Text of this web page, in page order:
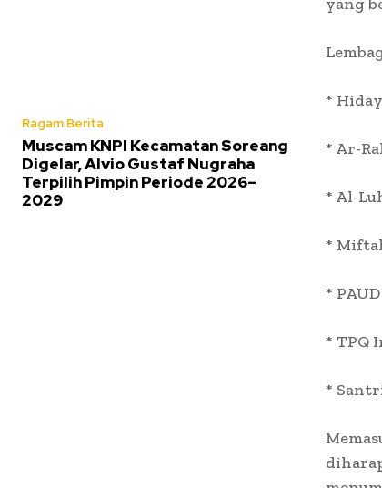
Ragam Berita
Muscam KNPI Kecamatan Soreang
Digelar, Alvio Gustaf Nugraha
Terpilih Pimpin Periode 2026–
2029
*
* Ar-
* Al-
*
*
* TPQ
*